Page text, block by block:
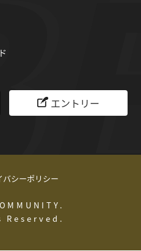
エントリー
バシーポリシー